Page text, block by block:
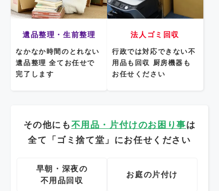
遺品整理・生前整理
なかなか時間のとれない
遺品整理 全てお任せで
完了します
法人ゴミ回収
行政では対応できない不
用品も回収 厨房機器も
お任せください
その他にも 不用品・片付けのお困り事は
全て「ゴミ捨て堂」にお任せください
早朝・深夜の
不用品回収
お庭の片付け